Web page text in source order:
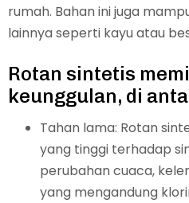
rumah. Bahan ini juga
lainnya seperti kayu atau
Rotan sintetis
keunggulan, di
Tahan lama: Rotan
yang tinggi terhadap
perubahan cuaca,
yang mengandung